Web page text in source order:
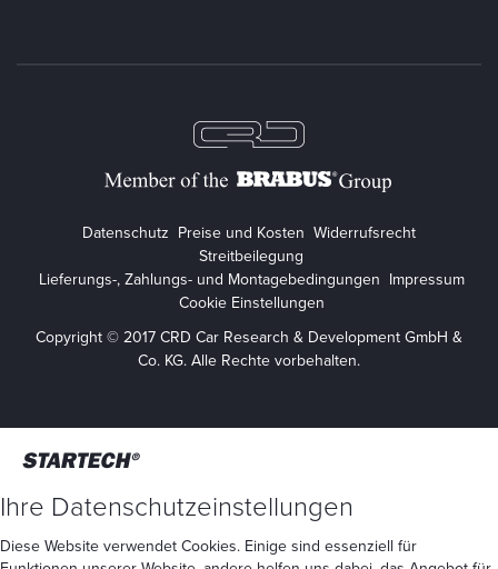
Datenschutz Preise und Kosten Widerrufsrecht
Streitbeilegung
Lieferungs-, Zahlungs- und Montagebedingungen Impressum
Cookie Einstellungen
Copyright © 2017 CRD Car Research & Development GmbH &
Co. KG. Alle Rechte vorbehalten.
Ihre Datenschutzeinstellungen
Diese Website verwendet Cookies. Einige sind essenziell für